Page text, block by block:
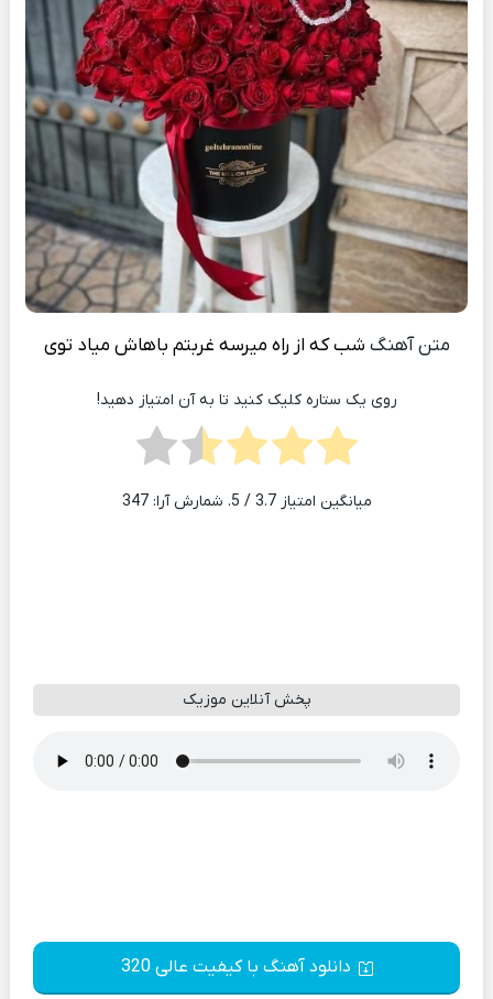
متن آهنگ شب كه از راه میرسه غربتم باهاش میاد توی
روی یک ستاره کلیک کنید تا به آن امتیاز دهید!
میانگین امتیاز3.7 / 5. شمارش آرا: 347
پخش آنلاین موزیک
دانلود آهنگ با کیفیت عالی 320